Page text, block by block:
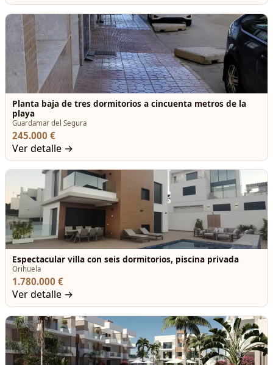
Planta baja de tres dormitorios a cincuenta metros de la
playa
Guardamar del Segura
245.000 €
Ver detalle →
Espectacular villa con seis dormitorios, piscina privada
Orihuela
1.780.000 €
Ver detalle →